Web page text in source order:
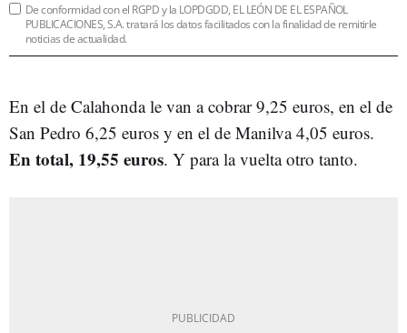
De conformidad con el RGPD y la LOPDGDD, EL LEÓN DE EL ESPAÑOL
PUBLICACIONES, S.A. tratará los datos facilitados con la finalidad de remitirle
noticias de actualidad.
En el de Calahonda le van a cobrar 9,25 euros, en el de
San Pedro 6,25 euros y en el de Manilva 4,05 euros.
En total, 19,55 euros. Y para la vuelta otro tanto.